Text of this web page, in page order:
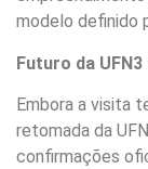
modelo definido
Futuro da
Embora a visita
retomada da
confirmações